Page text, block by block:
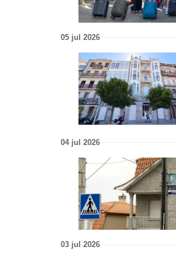
05 jul 2026
04 jul 2026
03 jul 2026